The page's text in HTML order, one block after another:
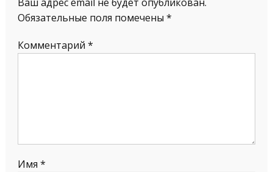
Ваш адрес email не будет опубликован.
Обязательные поля помечены *
Комментарий *
Имя *